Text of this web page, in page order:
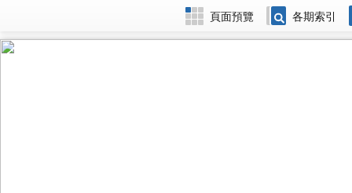
頁面預覽 各期索引